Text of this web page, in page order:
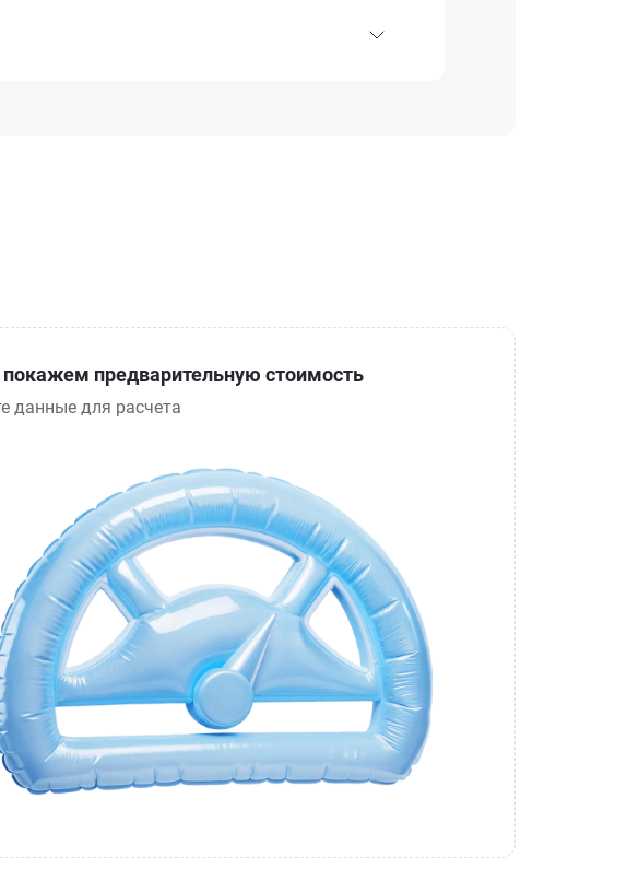
предварительную стоимость
данные для расчета